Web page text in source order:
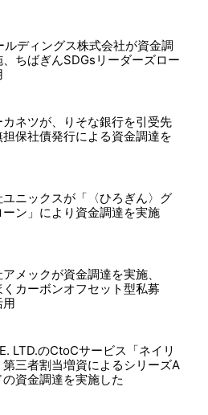
ルディングス株式会社が資金調
ちばぎんSDGsリーダーズロー
カネツが、りそな銀行を引受先
担保社債発行による資金調達を
ユニックスが「〈ひろぎん〉グ
ーン」により資金調達を実施
メックが資金調達を実施、
くカーボンオフセット型私募
用
LTD.のCtoCサービス「ネイリ
第三者割当増資によるシリーズA
資金調達を実施した